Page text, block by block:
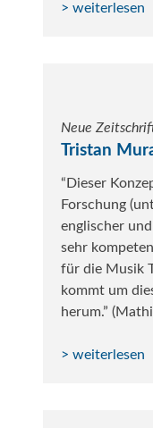
> weiterlesen
Neue
Tristan
“Dieser
Forschung
englischer
sehr
für die Musik
kommt um
herum.”
> weiterlesen